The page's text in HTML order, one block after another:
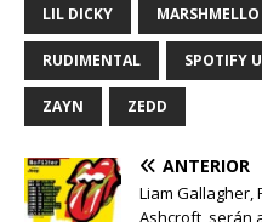
LIL DICKY MARSHMELLO
RUDIMENTAL SPOTIFY
ZAYN ZEDD
ANTERIOR
Liam Gallagher,
Ashcroft, serán